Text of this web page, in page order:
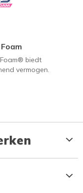
biedt
vermogen.